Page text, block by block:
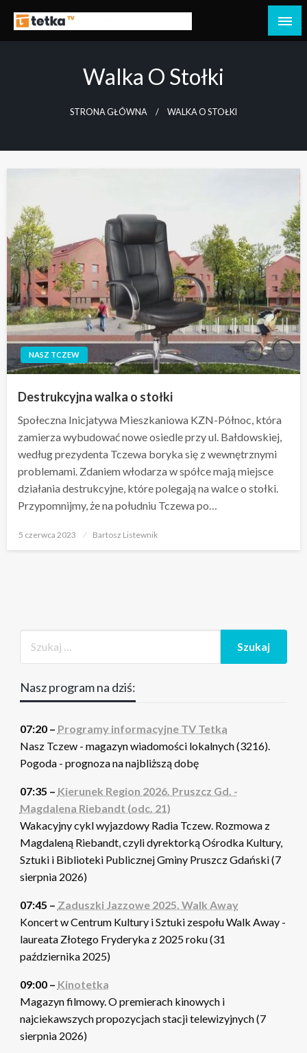
treściTv Tetka Tczew
Tetka Tczew – Twoja lokalna telewizja!
Walka O Stołki
STRONA GŁÓWNA WALKA O STOŁKI
NASZ TCZEW
Destrukcyjna walka o stołki
Społeczna Inicjatywa Mieszkaniowa KZN-Północ, która
zamierza wybudować nowe osiedle przy ul. Bałdowskiej,
według prezydenta Tczewa boryka się z wewnętrznymi
problemami. Zdaniem włodarza w spółce mają miejsce
działania destrukcyjne, które polegają na walce o stołki.
Przypomnijmy, że na południu Tczewa po…
Opublikowane
5 czerwca 2023 Bartosz Listewnik
Nasz program na dziś:
07:20 – Programy informacyjne TV Tetka
Nasz Tczew - magazyn wiadomości lokalnych (3216).
Pogoda - prognoza na najbliższą dobę
07:35 – Kierunek Region 2026. Pruszcz Gd. -
Magdalena Riebandt (odc. 21)
Wakacyjny cykl wyjazdowy Radia Tczew. Rozmowa z
Magdaleną Riebandt, czyli dyrektorką Ośrodka Kultury,
Sztuki i Biblioteki Publicznej Gminy Pruszcz Gdański (7
sierpnia 2026)
07:45 – Zaduszki Jazzowe 2025. Walk Away
Koncert w Centrum Kultury i Sztuki zespołu Walk Away -
laureata Złotego Fryderyka z 2025 roku (31
października 2025)
09:00 – Kinotetka
Magazyn filmowy. O premierach kinowych i
najciekawszych propozycjach stacji telewizyjnych (7
sierpnia 2026)